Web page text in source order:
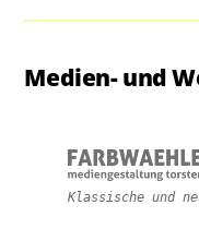
Medien- und
Klassische und